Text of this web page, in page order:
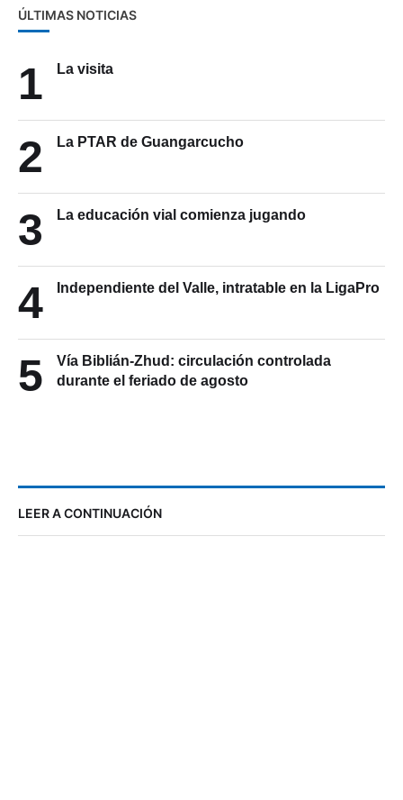
ÚLTIMAS NOTICIAS
1 La visita
2 La PTAR de Guangarcucho
3 La educación vial comienza jugando
4 Independiente del Valle, intratable en la LigaPro
5
Vía Biblián-Zhud: circulación controlada
durante el feriado de agosto
LEER A CONTINUACIÓN